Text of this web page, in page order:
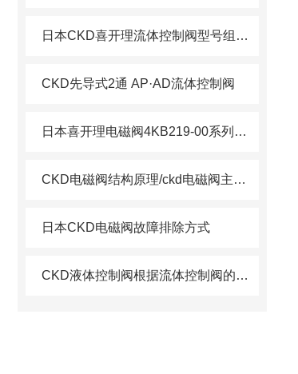
日本CKD喜开理流体控制阀型号组成方式
CKD先导式2通 AP·AD流体控制阀
日本喜开理电磁阀4KB219-00系列使用功能
CKD电磁阀结构原理/ckd电磁阀主要特点
日本CKD电磁阀故障排除方式
CKD液体控制阀根据流体控制阀的种类和特点